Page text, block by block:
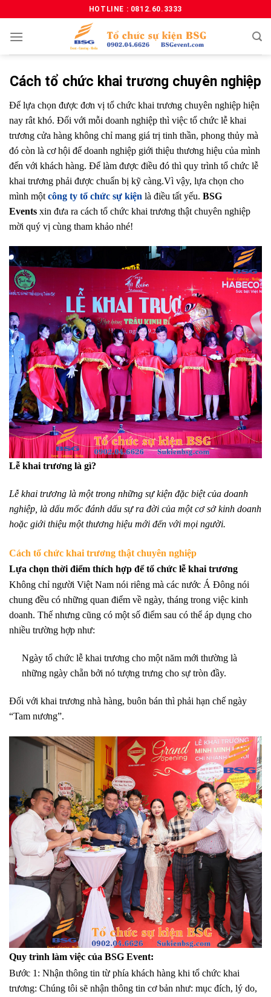
HOTLINE : 0812.60.3333
Cách tổ chức khai trương chuyên nghiệp
Để lựa chọn được đơn vị tổ chức khai trương chuyên nghiệp hiện
nay rât khó. Đối với mỗi doanh nghiệp thì việc tổ chức lễ khai
trương cửa hàng không chỉ mang giá trị tinh thần, phong thủy mà
đó còn là cơ hội để doanh nghiệp giới thiệu thương hiệu của mình
đến với khách hàng. Để làm được điều đó thì quy trình tổ chức lễ
khai trương phải được chuẩn bị kỹ càng.Vì vậy, lựa chọn cho
mình một công ty tổ chức sự kiện là điều tất yếu. BSG
Events xin đưa ra cách tổ chức khai trương thật chuyên nghiệp
mời quý vị cùng tham khảo nhé!
Lễ khai trương là gì?
Lễ khai trương là một trong những sự kiện đặc biệt của doanh
nghiệp, là dấu mốc đánh dấu sự ra đời của một cơ sở kinh doanh
hoặc giới thiệu một thương hiệu mới đến với mọi người.
Cách tổ chức khai trương thật chuyên nghiệp
Lựa chọn thời điểm thích hợp để tổ chức lễ khai trương
Không chỉ người Việt Nam nói riêng mà các nước Á Đông nói
chung đều có những quan điểm về ngày, tháng trong việc kinh
doanh. Thế nhưng cũng có một số điểm sau có thể áp dụng cho
nhiều trường hợp như:
Ngày tổ chức lễ khai trương cho một năm mới thường là
những ngày chẵn bởi nó tượng trưng cho sự tròn đầy.
Đối với khai trương nhà hàng, buôn bán thì phải hạn chế ngày
“Tam nương”.
Quy trình làm việc của BSG Event:
Bước 1: Nhận thông tin từ phía khách hàng khi tổ chức khai
trương: Chúng tôi sẽ nhận thông tin cơ bản như: mục đích, lý do,